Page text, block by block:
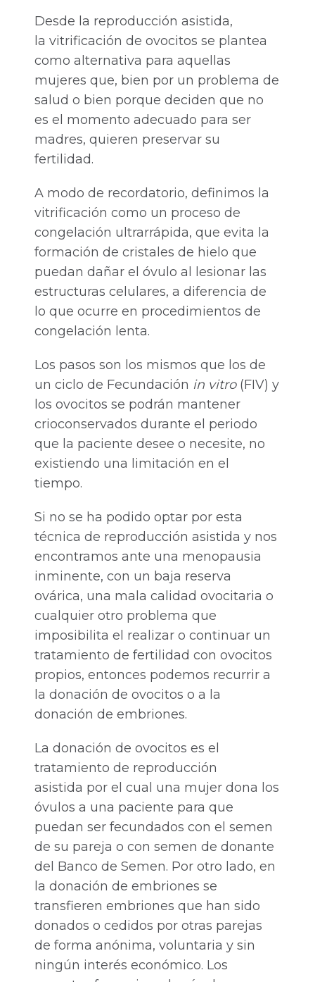
Desde la reproducción asistida,
la vitrificación de ovocitos se plantea
como alternativa para aquellas
mujeres que, bien por un problema de
salud o bien porque deciden que no
es el momento adecuado para ser
madres, quieren preservar su
fertilidad.
A modo de recordatorio, definimos la
vitrificación como un proceso de
congelación ultrarrápida, que evita la
formación de cristales de hielo que
puedan dañar el óvulo al lesionar las
estructuras celulares, a diferencia de
lo que ocurre en procedimientos de
congelación lenta.
Los pasos son los mismos que los de
un ciclo de Fecundación in vitro(FIV) y
los ovocitos se podrán mantener
crioconservados durante el periodo
que la paciente desee o necesite, no
existiendo una limitación en el
tiempo.
Si no se ha podido optar por esta
técnica de reproducción asistida y nos
encontramos ante una menopausia
inminente, con un baja reserva
ovárica, una mala calidad ovocitaria o
cualquier otro problema que
imposibilita el realizar o continuar un
tratamiento de fertilidad con ovocitos
propios, entonces podemos recurrir a
la donación de ovocitos o a la
donación de embriones.
La donación de ovocitos es el
tratamiento de reproducción
asistida por el cual una mujer dona los
óvulos a una paciente para que
puedan ser fecundados con el semen
de su pareja o con semen de donante
del Banco de Semen. Por otro lado, en
la donación de embriones se
transfieren embriones que han sido
donados o cedidos por otras parejas
de forma anónima, voluntaria y sin
ningún interés económico. Los